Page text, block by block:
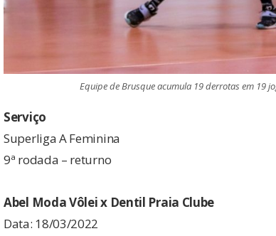
Equipe de Brusque acumula 19 derrotas em 19
Serviço
Superliga A Feminina
9ª rodada – returno
Abel Moda Vôlei x Dentil Praia Clube
Data: 18/03/2022